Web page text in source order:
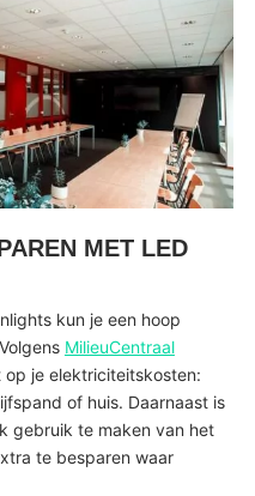
MET LED
kun je een hoop
MilieuCentraal
je elektriciteitskosten:
of huis. Daarnaast is
gebruik te maken van het
te besparen waar